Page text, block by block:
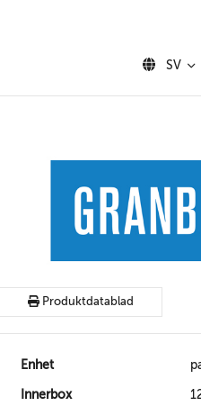
SV
Produktdatablad
Enhet
Innerbox